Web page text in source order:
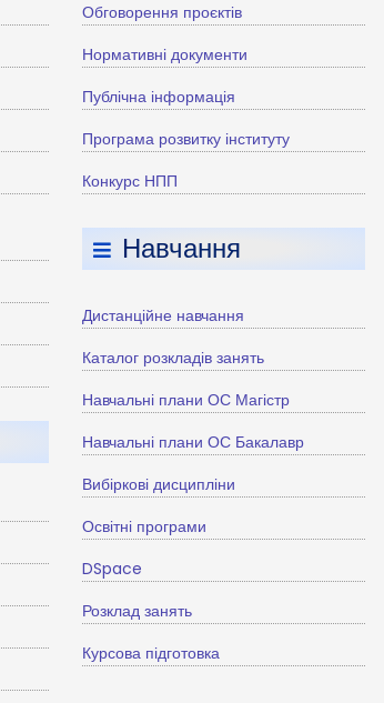
Обговорення проєктів
Нормативні документи
Публічна інформація
Програма розвитку інституту
Конкурс НПП
Навчання
Дистанційне навчання
Каталог розкладів занять
Навчальні плани ОС Магістр
Навчальні плани ОС Бакалавр
Вибіркові дисципліни
Освітні програми
DSpace
Розклад занять
Курсова підготовка